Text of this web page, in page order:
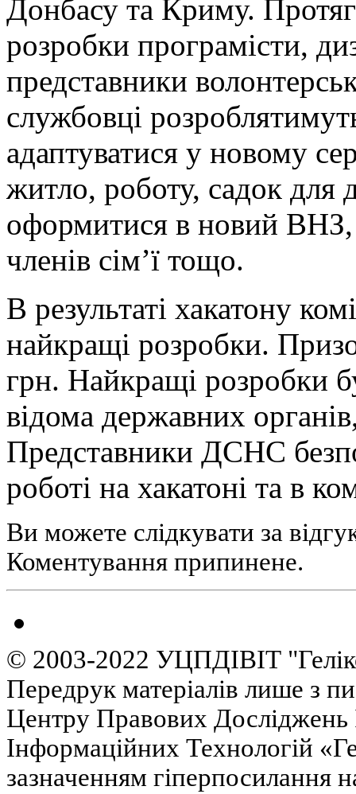
Донбасу та Криму.
розробки програмісти,
представники
службовці
адаптуватися у новому
житло, роботу, садок для
оформитися в новий ВНЗ,
членів сім’ї тощо.
В результаті хакатону
найкращі розробки.
грн. Найкращі розробки
відома державних
Представники ДСНС
роботі на хакатоні та в
Ви можете слідкувати за
Коментування припинене.
© 2003-2022 УЦПДІВІТ
Передрук матеріалів лише з
Центру Правових Досліджень
Інформаційних Технологій
зазначенням гіперпосилання